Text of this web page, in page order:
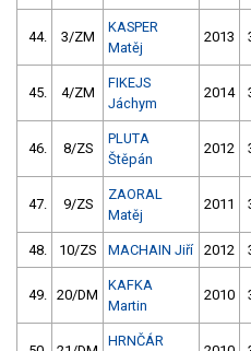
44. 3/ZM
KASPER
Matěj
2013
45. 4/ZM
FIKEJS
Jáchym
2014
46. 8/ZS
PLUTA
Štěpán
2012
47. 9/ZS
ZAORAL
Matěj
2011
48. 10/ZS MACHAIN Jiří 2012
49. 20/DM
KAFKA
Martin
2010
HRNČÁR